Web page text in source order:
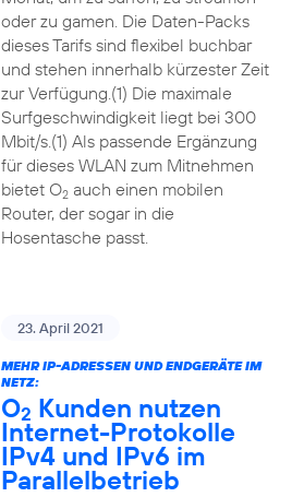
oder zu gamen. Die Daten-Packs
dieses Tarifs sind flexibel buchbar
und stehen innerhalb kürzester Zeit
zur Verfügung.(1) Die maximale
Surfgeschwindigkeit liegt bei 300
Mbit/s.(1) Als passende Ergänzung
für dieses WLAN zum Mitnehmen
bietet O2auch einen mobilen
Router, der sogar in die
Hosentasche passt.
23. April 2021
MEHR IP-ADRESSEN UND ENDGERÄTE IM
NETZ:
O2 Kunden nutzen
Internet-Protokolle
IPv4 und IPv6 im
Parallelbetrieb